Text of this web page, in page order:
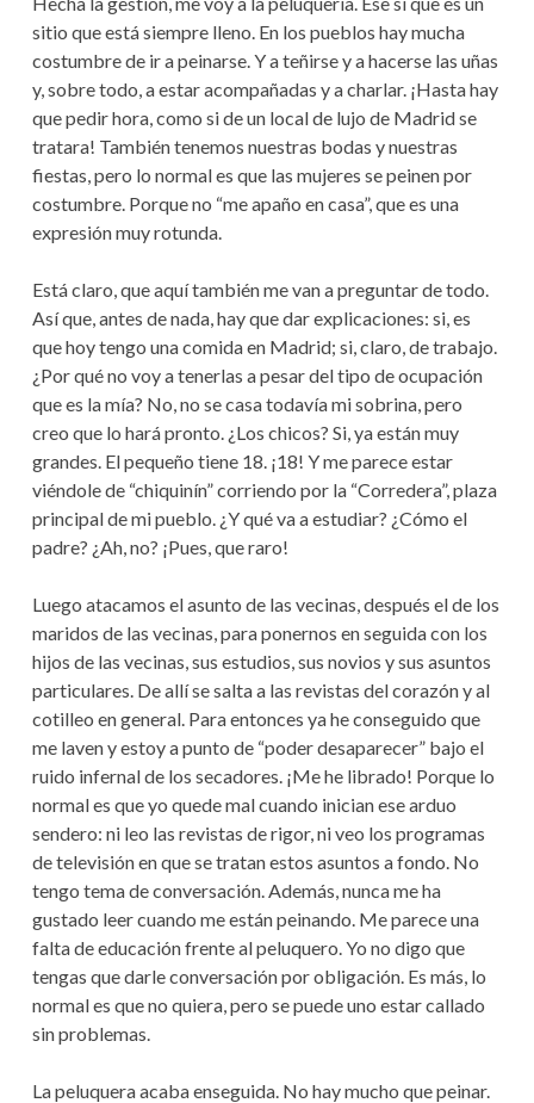
sitio que está siempre lleno. En los pueblos hay mucha
costumbre de ir a peinarse. Y a teñirse y a hacerse las uñas
y, sobre todo, a estar acompañadas y a charlar. ¡Hasta hay
que pedir hora, como si de un local de lujo de Madrid se
tratara! También tenemos nuestras bodas y nuestras
fiestas, pero lo normal es que las mujeres se peinen por
costumbre. Porque no “me apaño en casa”, que es una
expresión muy rotunda.
Está claro, que aquí también me van a preguntar de todo.
Así que, antes de nada, hay que dar explicaciones: si, es
que hoy tengo una comida en Madrid; si, claro, de trabajo.
¿Por qué no voy a tenerlas a pesar del tipo de ocupación
que es la mía? No, no se casa todavía mi sobrina, pero
creo que lo hará pronto. ¿Los chicos? Si, ya están muy
grandes. El pequeño tiene 18. ¡18! Y me parece estar
viéndole de “chiquinín” corriendo por la “Corredera”, plaza
principal de mi pueblo. ¿Y qué va a estudiar? ¿Cómo el
padre? ¿Ah, no? ¡Pues, que raro!
Luego atacamos el asunto de las vecinas, después el de los
maridos de las vecinas, para ponernos en seguida con los
hijos de las vecinas, sus estudios, sus novios y sus asuntos
particulares. De allí se salta a las revistas del corazón y al
cotilleo en general. Para entonces ya he conseguido que
me laven y estoy a punto de “poder desaparecer” bajo el
ruido infernal de los secadores. ¡Me he librado! Porque lo
normal es que yo quede mal cuando inician ese arduo
sendero: ni leo las revistas de rigor, ni veo los programas
de televisión en que se tratan estos asuntos a fondo. No
tengo tema de conversación. Además, nunca me ha
gustado leer cuando me están peinando. Me parece una
falta de educación frente al peluquero. Yo no digo que
tengas que darle conversación por obligación. Es más, lo
normal es que no quiera, pero se puede uno estar callado
sin problemas.
La peluquera acaba enseguida. No hay mucho que peinar.